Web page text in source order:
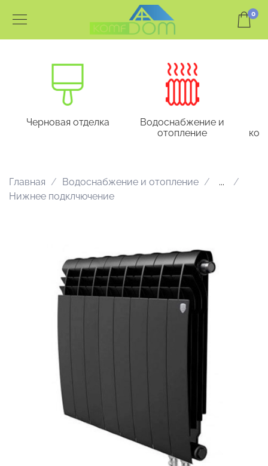
0
Черновая отделка
Водоснабжение и
отопление
Главная Водоснабжение и отопление
...
Нижнее подклчючение